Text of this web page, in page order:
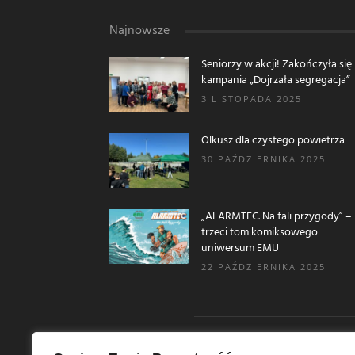
Najnowsze
Seniorzy w akcji! Zakończyła się
kampania „Dojrzała segregacja”
3 LISTOPADA 2025
Olkusz dla czystego powietrza
30 PAŹDZIERNIKA 2025
„ALARMTEC. Na fali przygody” –
trzeci tom komiksowego
uniwersum EMU
22 PAŹDZIERNIKA 2025